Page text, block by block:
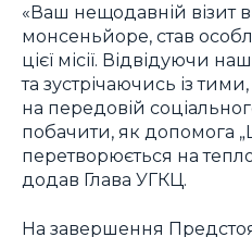
«Ваш нещодавній візит
монсеньйоре, став
цієї місії. Відвідуючи
та зустрічаючись із
на передовій
побачити, як допомога
перетворюється на
додав Глава УГКЦ.
На завершення